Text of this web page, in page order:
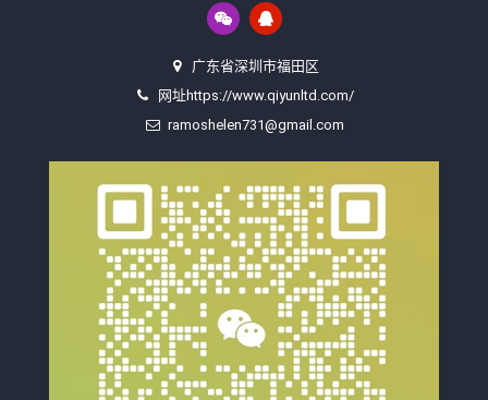
广东省深圳市福田区
网址https://www.qiyunltd.com/
ramoshelen731@gmail.com